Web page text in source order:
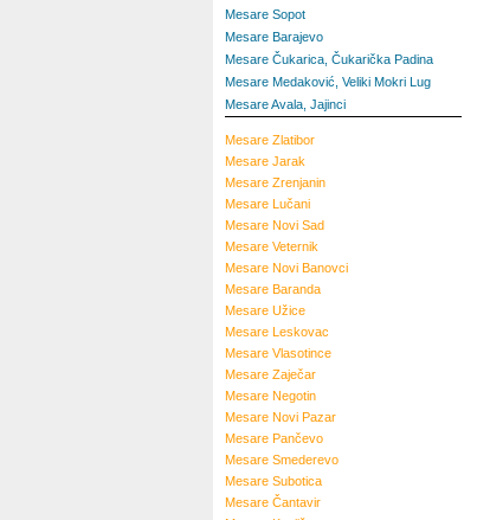
Mesare Sopot
Mesare Barajevo
Mesare Čukarica, Čukarička Padina
Mesare Medaković, Veliki Mokri Lug
Mesare Avala, Jajinci
Mesare Zlatibor
Mesare Jarak
Mesare Zrenjanin
Mesare Lučani
Mesare Novi Sad
Mesare Veternik
Mesare Novi Banovci
Mesare Baranda
Mesare Užice
Mesare Leskovac
Mesare Vlasotince
Mesare Zaječar
Mesare Negotin
Mesare Novi Pazar
Mesare Pančevo
Mesare Smederevo
Mesare Subotica
Mesare Čantavir